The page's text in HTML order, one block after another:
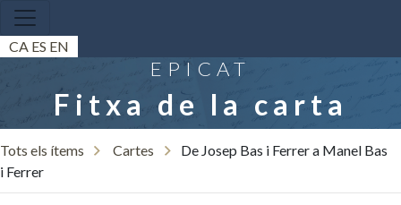
CA ES EN
EPICAT
Fitxa de la carta
Tots els ítems Cartes
De Josep Bas i Ferrer a Manel Bas
i Ferrer